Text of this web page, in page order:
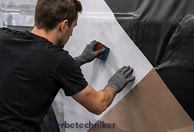
Werbetechniker